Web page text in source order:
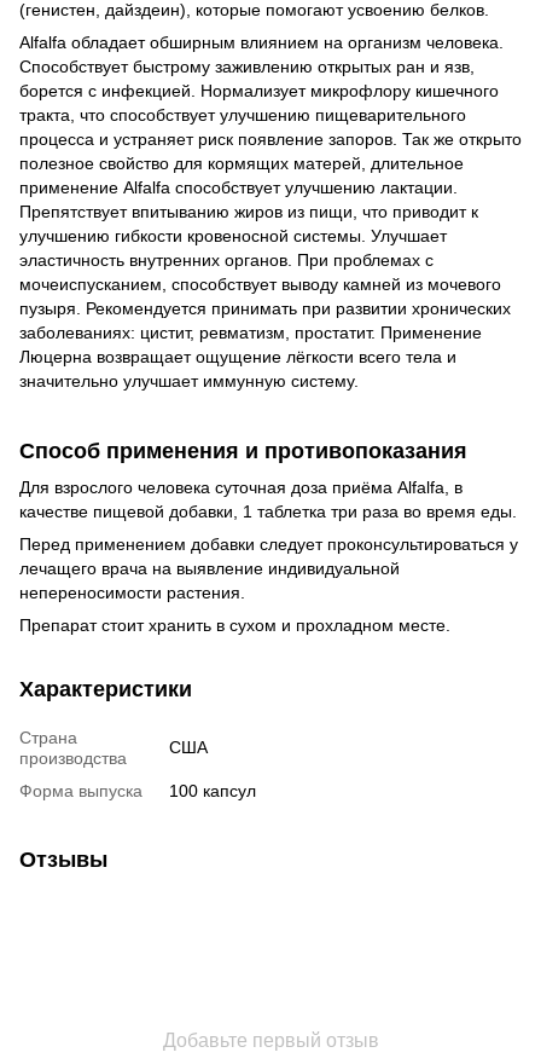
(генистен, дайздеин), которые помогают усвоению белков.
Alfalfa обладает обширным влиянием на организм человека.
Способствует быстрому заживлению открытых ран и язв,
борется с инфекцией. Нормализует микрофлору кишечного
тракта, что способствует улучшению пищеварительного
процесса и устраняет риск появление запоров. Так же открыто
полезное свойство для кормящих матерей, длительное
применение Alfalfa способствует улучшению лактации.
Препятствует впитыванию жиров из пищи, что приводит к
улучшению гибкости кровеносной системы. Улучшает
эластичность внутренних органов. При проблемах с
мочеиспусканием, способствует выводу камней из мочевого
пузыря. Рекомендуется принимать при развитии хронических
заболеваниях: цистит, ревматизм, простатит. Применение
Люцерна возвращает ощущение лёгкости всего тела и
значительно улучшает иммунную систему.
Способ применения и противопоказания
Для взрослого человека суточная доза приёма Alfalfa, в
качестве пищевой добавки, 1 таблетка три раза во время еды.
Перед применением добавки следует проконсультироваться у
лечащего врача на выявление индивидуальной
непереносимости растения.
Препарат стоит хранить в сухом и прохладном месте.
Характеристики
Страна
производства
США
Форма выпуска 100 капсул
Отзывы
Добавьте первый отзыв